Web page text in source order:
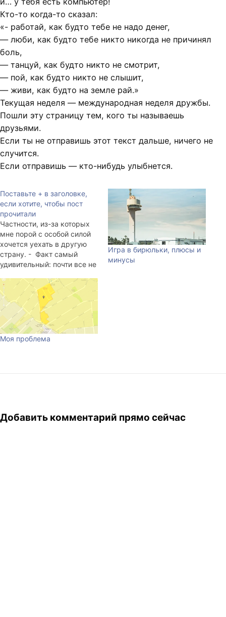
Кто-то когда-то сказал:
«- работай, как будто тебе не надо денег,
— люби, как будто тебе никто никогда не причинял
боль,
— танцуй, как будто никто не смотрит,
— пой, как будто никто не слышит,
— живи, как будто на земле рай.»
Текущая неделя — международная неделя дружбы.
Пошли эту страницу тем, кого ты называешь
друзьями.
Если ты не отправишь этот текст дальше, ничего не
случится.
Если отправишь — кто-нибудь улыбнетcя.
Поставьте + в заголовке,
если хотите, чтобы пост
прочитали
Частности, из-за которых
мне порой с особой силой
хочется уехать в другую
страну. - Факт самый
удивительный: почти все не
Банальный пример. Я не
знаю, какое вино выбрать и
прошу продавца подойти к
витрине и посоветовать
что-нибудь (если точнее, то
не на всех бутылках есть
ценники…
Игра в бирюльки, плюсы и
минусы
Моя проблема
Добавить комментарий прямо сейчас